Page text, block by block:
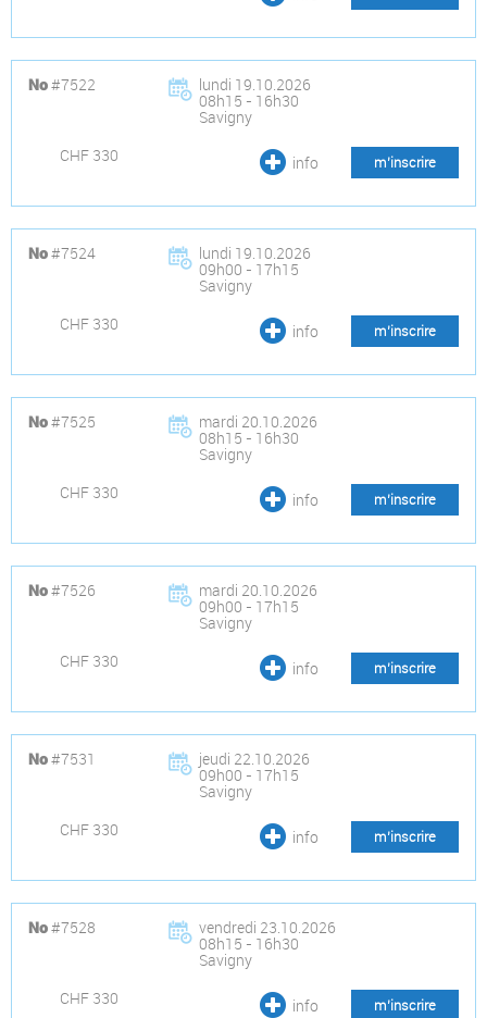
No#7522 lundi 19.10.2026
08h15 - 16h30
Savigny
CHF 330
info m’inscrire
No#7524 lundi 19.10.2026
09h00 - 17h15
Savigny
CHF 330
info m’inscrire
No#7525 mardi 20.10.2026
08h15 - 16h30
Savigny
CHF 330
info m’inscrire
No#7526 mardi 20.10.2026
09h00 - 17h15
Savigny
CHF 330
info m’inscrire
No#7531 jeudi 22.10.2026
09h00 - 17h15
Savigny
CHF 330
info m’inscrire
No#7528 vendredi 23.10.2026
08h15 - 16h30
Savigny
CHF 330
info m’inscrire